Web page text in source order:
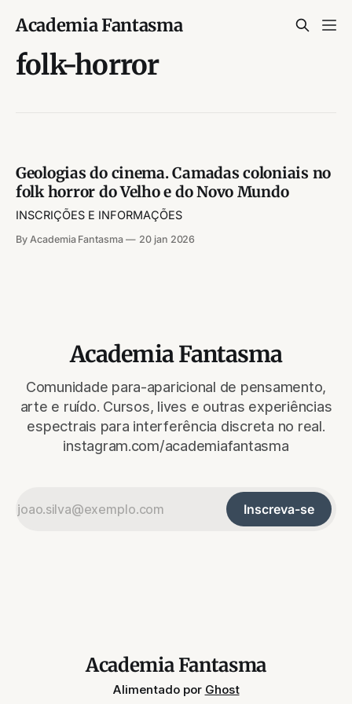
Academia Fantasma
folk-horror
Geologias do cinema. Camadas coloniais no
folk horror do Velho e do Novo Mundo
INSCRIÇÕES E INFORMAÇÕES
By Academia Fantasma 20 jan 2026
Academia Fantasma
Comunidade para-aparicional de pensamento,
arte e ruído. Cursos, lives e outras experiências
espectrais para interferência discreta no real.
instagram.com/academiafantasma
Inscreva-se
Academia Fantasma
Alimentado por Ghost